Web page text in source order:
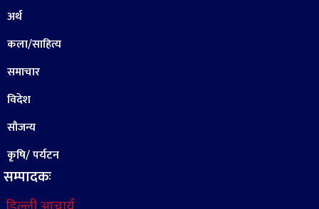
अर्थ
कला/साहित्य
समाचार
विदेश
सौजन्य
कृषि/ पर्यटन
सम्पादकः